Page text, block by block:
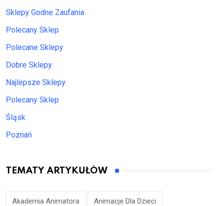
Sklepy Godne Zaufania
Polecany Sklep
Polecane Sklepy
Dobre Sklepy
Najlepsze Sklepy
Polecany Sklep
Śląsk
Poznań
TEMATY ARTYKUŁÓW
Akademia Animatora Animacje Dla Dzieci